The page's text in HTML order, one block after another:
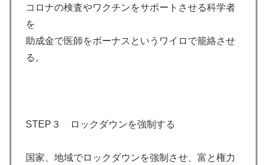
コロナの検査やワクチンをサポートさせる科学者
を
助成金で医師をボーナスというワイロで籠絡させ
る。
STEP３ ロックダウンを強制する
国家、地域でロックダウンを強制させ、富と権力